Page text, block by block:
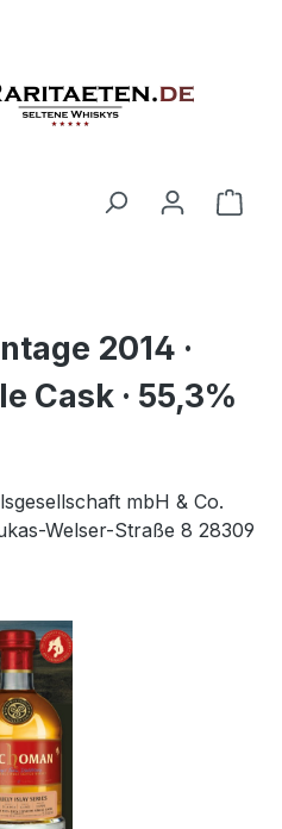
2014 ·
Cask · 55,3%
mbH & Co.
Welser-Straße 8 28309